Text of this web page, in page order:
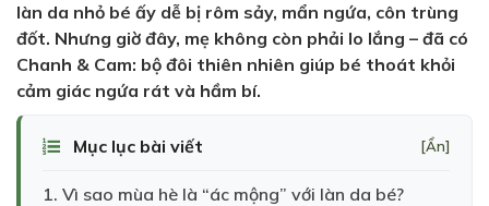
làn da nhỏ bé ấy dễ bị rôm sảy, mẩn ngứa, côn trùng
đốt. Nhưng giờ đây, mẹ không còn phải lo lắng – đã có
Chanh & Cam: bộ đôi thiên nhiên giúp bé thoát khỏi
cảm giác ngứa rát và hầm bí.
Mục lục bài viết [Ẩn]
1. Vì sao mùa hè là “ác mộng” với làn da bé?